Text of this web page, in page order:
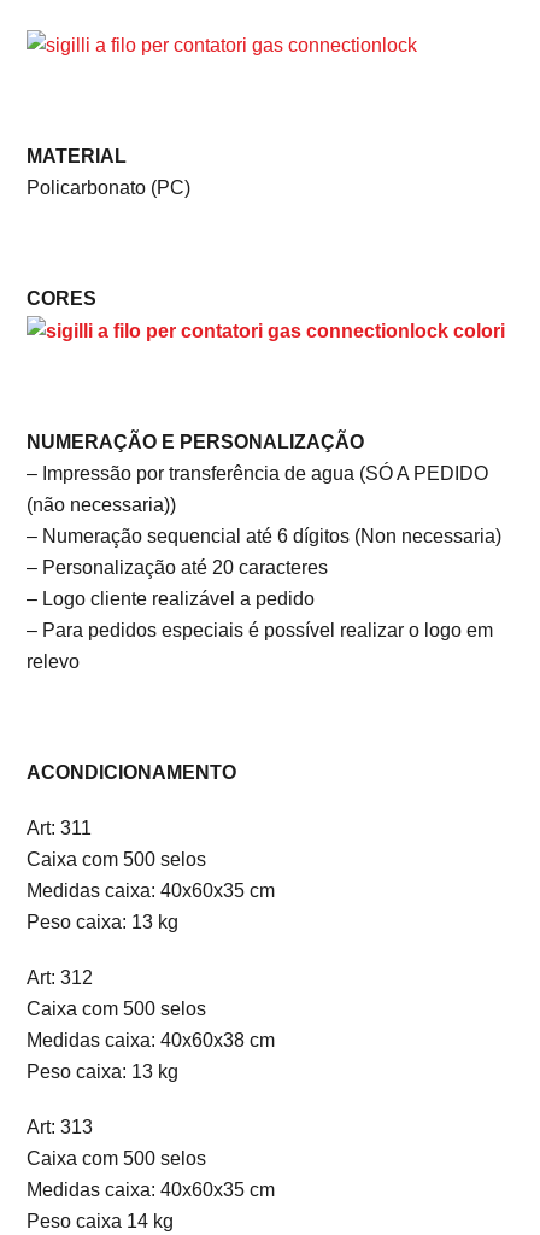
MATERIAL
Policarbonato (PC)
CORES
NUMERAÇÃO E PERSONALIZAÇÃO
– Impressão por transferência de agua (SÓ A PEDIDO
(não necessaria))
– Numeração sequencial até 6 dígitos (Non necessaria)
– Personalização até 20 caracteres
– Logo cliente realizável a pedido
– Para pedidos especiais é possível realizar o logo em
relevo
ACONDICIONAMENTO
Art: 311
Caixa com 500 selos
Medidas caixa: 40x60x35 cm
Peso caixa: 13 kg
Art: 312
Caixa com 500 selos
Medidas caixa: 40x60x38 cm
Peso caixa: 13 kg
Art: 313
Caixa com 500 selos
Medidas caixa: 40x60x35 cm
Peso caixa 14 kg